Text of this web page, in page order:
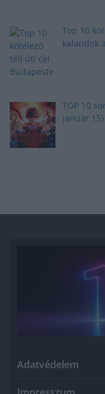
Top 10
kalandok
TOP 10
január 15)
Adatvédelem